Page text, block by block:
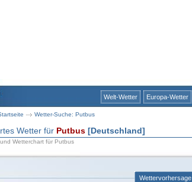
Welt-Wetter Europa-Wetter
Wetter-Suche: Putbus
Wetter für Putbus [Deutschland]
Wetterchart für Putbus
Wettervorhersage